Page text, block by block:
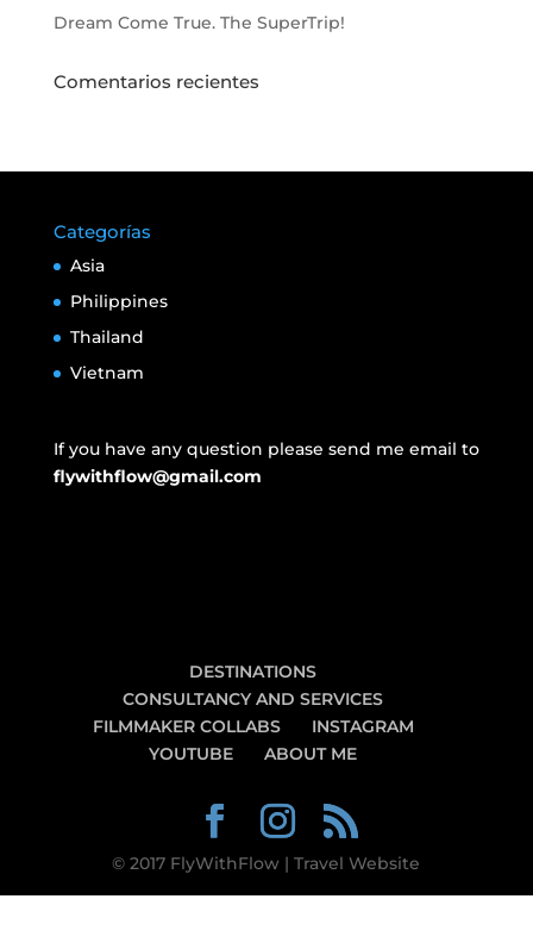
Dream Come True. The SuperTrip!
Comentarios recientes
Categorías
Asia
Philippines
Thailand
Vietnam
If you have any question please send me email to
flywithflow@gmail.com
DESTINATIONS
CONSULTANCY AND SERVICES
FILMMAKER COLLABS
INSTAGRAM
YOUTUBE
ABOUT ME
© 2017 FlyWithFlow | Travel Website